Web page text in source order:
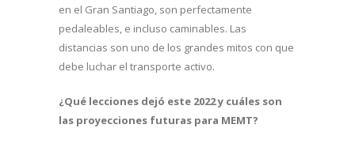
en el Gran Santiago, son perfectamente
pedaleables, e incluso caminables. Las
distancias son uno de los grandes mitos con que
debe luchar el transporte activo.
¿Qué lecciones dejó este 2022 y cuáles son
las proyecciones futuras para MEMT?